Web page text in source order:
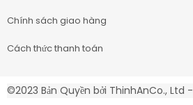
Chính sách giao hàng
Cách thức thanh toán
©2023 Bản Quyền bởi ThinhAnCo., Ltd -